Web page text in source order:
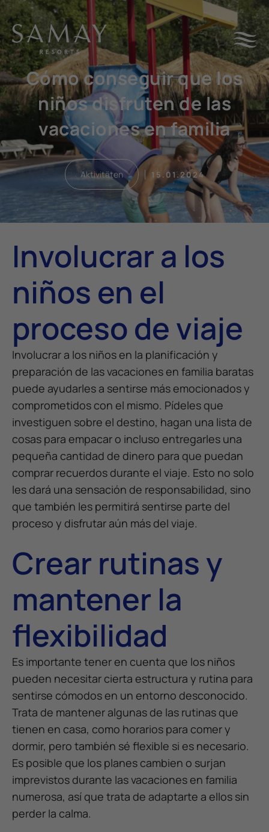
Cómo conseguir que los
niños disfruten de las
vacaciones en familia
Aktivitäten 15.01.2024
Involucrar a los
niños en el
proceso de viaje
Involucrar a los niños en la planificación y
preparación de las vacaciones en familia baratas
puede ayudarles a sentirse más emocionados y
comprometidos con el mismo. Pídeles que
investiguen sobre el destino, hagan una lista de
cosas para empacar o incluso entregarles una
pequeña cantidad de dinero para que puedan
comprar recuerdos durante el viaje. Esto no solo
les dará una sensación de responsabilidad, sino
que también les permitirá sentirse parte del
proceso y disfrutar aún más del viaje.
Crear rutinas y
mantener la
flexibilidad
Es importante tener en cuenta que los niños
pueden necesitar cierta estructura y rutina para
sentirse cómodos en un entorno desconocido.
Trata de mantener algunas de las rutinas que
tienen en casa, como horarios para comer y
dormir, pero también sé flexible si es necesario.
Es posible que los planes cambien o surjan
imprevistos durante las vacaciones en familia
numerosa, así que trata de adaptarte a ellos sin
perder la calma.